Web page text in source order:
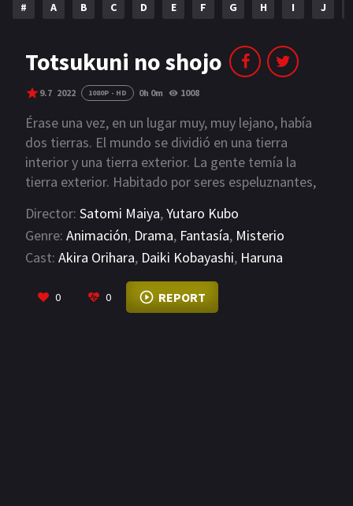
AÑOS
2023 2022
2021 2020
2019 2018
2014 2006
2002 2001
# A B C D E F G H I J
Totsukuni no shojo
9.7 2022 1080P - HD 0h 0m 1008
Érase una vez, en un lugar muy, muy lejano, había
dos tierras. El mundo se dividió en una tierra
interior y una tierra exterior. La gente temía la
tierra exterior. Habitado por seres espeluznantes,
frontera con la tierra interior habitada por
humanos, uno de ellos encuentra a una niña sobre
montones de cadáveres abandonados. La niña dice
que su nombre es Shiva y muestra afecto al "ser"
que la encontró, llamándolo "Maestro". Esta es una
Director: Satomi Maiya,Yutaro Kubo
Genre: Animación, Drama, Fantasía, Misterio
Cast: Akira Orihara, Daiki Kobayashi, Haruna
VIEW MORE
0 0 REPORT